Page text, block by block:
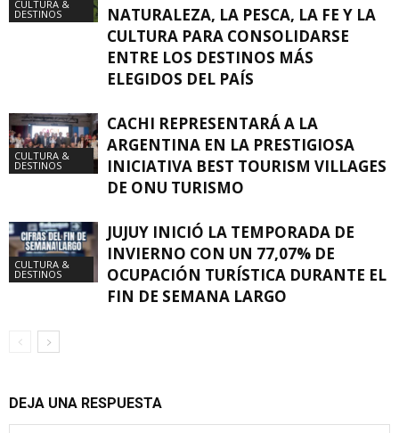
CULTURA &
DESTINOS
NATURALEZA, LA PESCA, LA FE Y LA
CULTURA PARA CONSOLIDARSE
ENTRE LOS DESTINOS MÁS
ELEGIDOS DEL PAÍS
CULTURA &
DESTINOS
CACHI REPRESENTARÁ A LA
ARGENTINA EN LA PRESTIGIOSA
INICIATIVA BEST TOURISM VILLAGES
DE ONU TURISMO
CULTURA &
DESTINOS
JUJUY INICIÓ LA TEMPORADA DE
INVIERNO CON UN 77,07% DE
OCUPACIÓN TURÍSTICA DURANTE EL
FIN DE SEMANA LARGO
DEJA UNA RESPUESTA